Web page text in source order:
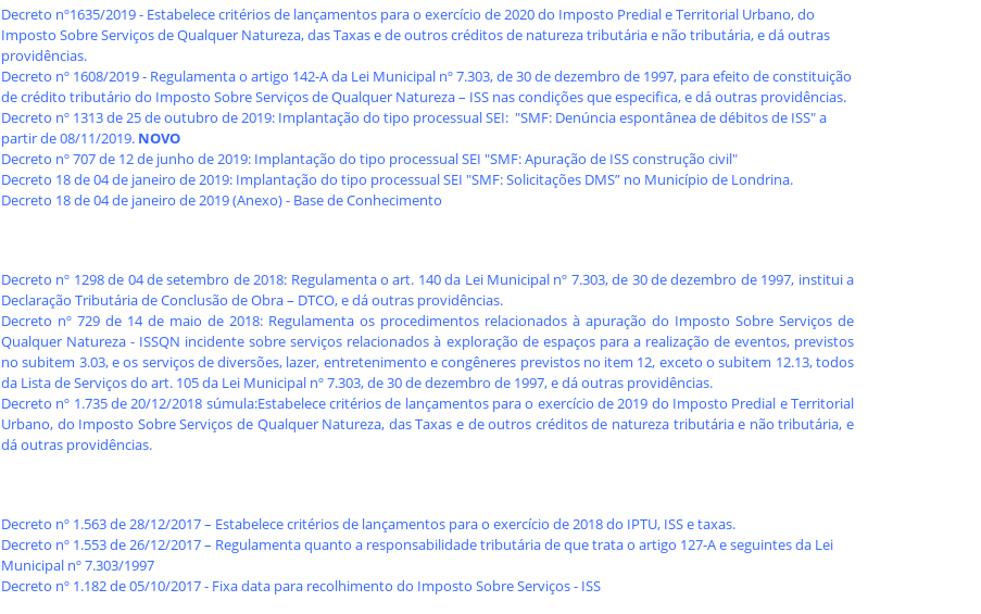
Decreto nº1635/2019 - Estabelece critérios de lançamentos para o exercício de 2020 do Imposto Predial e Territorial Urbano, do
Imposto Sobre Serviços de Qualquer Natureza, das Taxas e de outros créditos de natureza tributária e não tributária, e dá outras
providências.
Decreto nº 1608/2019 - Regulamenta o artigo 142-A da Lei Municipal nº 7.303, de 30 de dezembro de 1997, para efeito de constituição
de crédito tributário do Imposto Sobre Serviços de Qualquer Natureza – ISS nas condições que especifica, e dá outras providências.
Decreto nº 1313 de 25 de outubro de 2019: Implantação do tipo processual SEI: "SMF: Denúncia espontânea de débitos de ISS" a
partir de 08/11/2019. NOVO
Decreto nº 707 de 12 de junho de 2019: Implantação do tipo processual SEI "SMF: Apuração de ISS construção civil"
Decreto 18 de 04 de janeiro de 2019: Implantação do tipo processual SEI "SMF: Solicitações DMS” no Município de Londrina.
Decreto 18 de 04 de janeiro de 2019 (Anexo) - Base de Conhecimento
Decreto nº 1298 de 04 de setembro de 2018: Regulamenta o art. 140 da Lei Municipal nº 7.303, de 30 de dezembro de 1997, institui a
Declaração Tributária de Conclusão de Obra – DTCO, e dá outras providências.
Decreto nº 729 de 14 de maio de 2018: Regulamenta os procedimentos relacionados à apuração do Imposto Sobre Serviços de
Qualquer Natureza - ISSQN incidente sobre serviços relacionados à exploração de espaços para a realização de eventos, previstos
no subitem 3.03, e os serviços de diversões, lazer, entretenimento e congêneres previstos no item 12, exceto o subitem 12.13, todos
da Lista de Serviços do art. 105 da Lei Municipal nº 7.303, de 30 de dezembro de 1997, e dá outras providências.
Decreto nº 1.735 de 20/12/2018 súmula:Estabelece critérios de lançamentos para o exercício de 2019 do Imposto Predial e Territorial
Urbano, do Imposto Sobre Serviços de Qualquer Natureza, das Taxas e de outros créditos de natureza tributária e não tributária, e
dá outras providências.
Decreto nº 1.563 de 28/12/2017 – Estabelece critérios de lançamentos para o exercício de 2018 do IPTU, ISS e taxas.
Decreto nº 1.553 de 26/12/2017 – Regulamenta quanto a responsabilidade tributária de que trata o artigo 127-A e seguintes da Lei
Municipal nº 7.303/1997
Decreto nº 1.182 de 05/10/2017 - Fixa data para recolhimento do Imposto Sobre Serviços - ISS